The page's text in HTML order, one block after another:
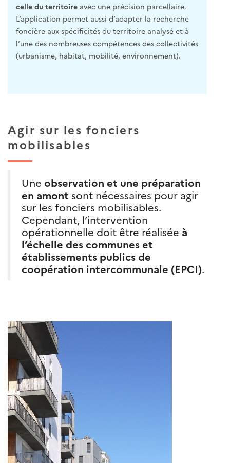
celle du territoire avec une précision parcellaire.
L’application permet aussi d’adapter la recherche
foncière aux spécificités du territoire analysé et à
l’une des nombreuses compétences des collectivités
(urbanisme, habitat, mobilité, environnement).
Agir sur les fonciers
mobilisables
Une observation et une préparation
en amont sont nécessaires pour agir
sur les fonciers mobilisables.
Cependant, l’intervention
opérationnelle doit être réalisée à
l’échelle des communes et
établissements publics de
coopération intercommunale (EPCI).